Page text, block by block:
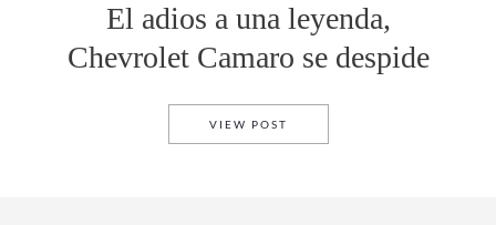
El adios a una leyenda,
Chevrolet Camaro se despide
VIEW POST